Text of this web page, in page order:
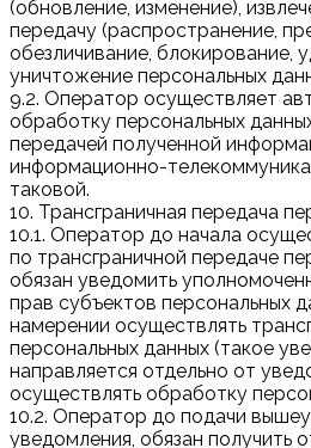
(обновление, изменение),
передачу (распространение,
обезличивание, блокирование,
уничтожение персональных
9.2. Оператор осуществляет
обработку персональных
передачей полученной
информационно-
таковой.
10. Трансграничная передача
10.1. Оператор до начала
по трансграничной передаче
обязан уведомить
прав субъектов персональных
намерении осуществлять
персональных данных (такое
направляется отдельно от
осуществлять обработку
10.2. Оператор до подачи
уведомления, обязан получить